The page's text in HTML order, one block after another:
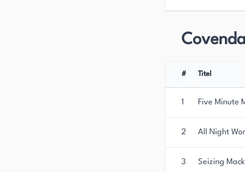
# Titel
1 Five Minute
2 All Night
3 Seizing Mack